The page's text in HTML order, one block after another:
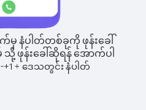
မှ နံပါတ်တစ်ခုကို ဖုန်းခေါ်
သို့ ဖုန်းခေါ်ဆိုရန် အောက်ပါ
+1+ဒေသတွင်း နံပါတ်